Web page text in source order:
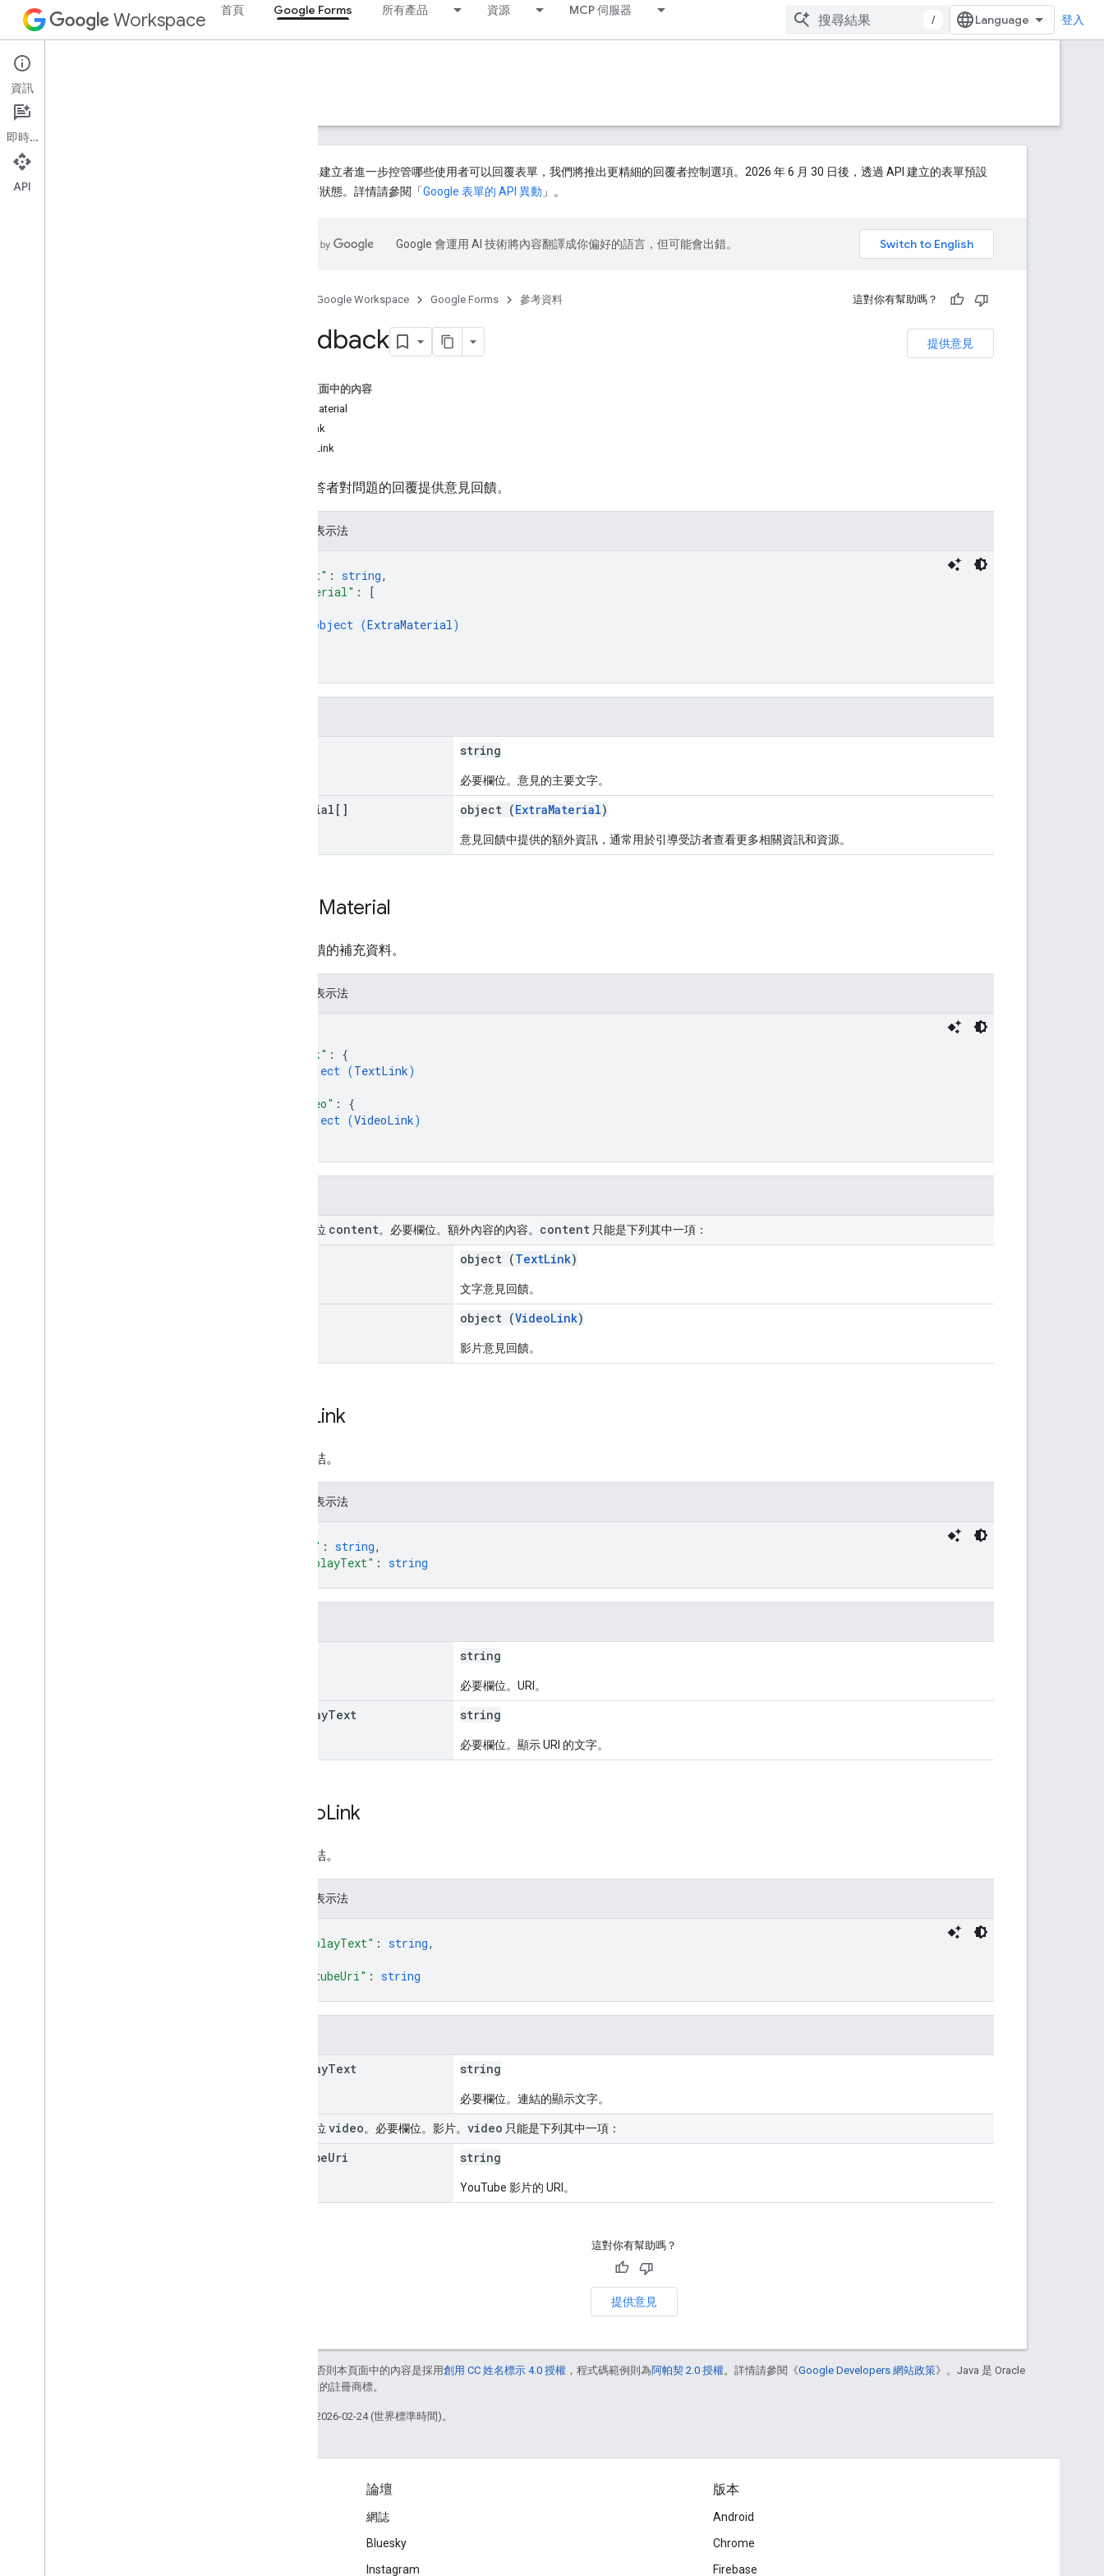
Workspace 首頁 Google Forms 所有產品 資源 MCP 伺服器
/ 登入
Google Forms
總覽
為讓表單建立者進一步控管哪些使用者可以回覆表單，我們將推出更精細的回覆者控制選項。2026 年 6 月 30 日後，透過 API 建立的表單預設
為未發布狀態。詳情請參閱「Google 表單的 API 異動 」。
Google 會運用 AI 技術將內容翻譯成你偏好的語言，但可能會出錯。
Google Workspace Google Forms 參考資料 這對你有幫助嗎？
提供意見
Feedback
這個頁面中的內容
ExtraMaterial
TextLink
VideoLink
針對作答者對問題的回覆提供意見回饋。
JSON 表示法
"text" : string,
"material" :
[
object (ExtraMaterial)
string
必要欄位。意見的主要文字。
material[] object (ExtraMaterial)
意見回饋中提供的額外資訊，通常用於引導受訪者查看更多相關資訊和資源。
Material
意見回饋的補充資料。
JSON 表示法
"link" : {
object (TextLink)
"video" : {
object (VideoLink)
聯集欄位 content。必要欄位。額外內容的內容。 content 只能是下列其中一項：
object (TextLink)
文字意見回饋。
object (VideoLink)
影片意見回饋。
Link
文字連結。
JSON 表示法
"uri" : string,
"displayText" : string
string
必要欄位。URI。
displayText string
必要欄位。顯示 URI 的文字。
VideoLink
影片連結。
JSON 表示法
"displayText" : string,
"youtubeUri" : string
displayText string
必要欄位。連結的顯示文字。
聯集欄位 video。必要欄位。影片。 video 只能是下列其中一項：
youtubeUri string
YouTube 影片的 URI。
這對你有幫助嗎？
提供意見
除非另有註明，否則本頁面中的內容是採用創用 CC 姓名標示 4.0 授權 ，程式碼範例則為阿帕契 2.0 授權。詳情請參閱《Google Developers 網站政策》。Java 是 Oracle
和/或其關聯企業的註冊商標。
上次更新時間：2026-02-24 (世界標準時間)。
論壇
網誌
Bluesky
Instagram
版本
Android
Chrome
Firebase
資訊
即時通訊
API